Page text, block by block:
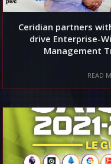
Ceridian partners
drive Enterprise-
Management
READ